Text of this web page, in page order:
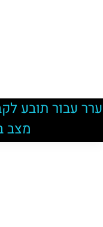
ערר עבור תובע
מצב